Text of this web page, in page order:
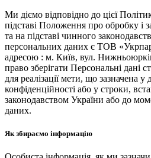
Ми діємо відповідно до цієї
підставі Положення про обробку і
та на підставі чинного
персональних даних є ТОВ
адресою : м. Київ, вул.
право зберігати Персональні дані
для реалізації мети, що зазначена у
конфіденційності або у строки,
законодавством України або до
даних.
Як збираємо інформацію